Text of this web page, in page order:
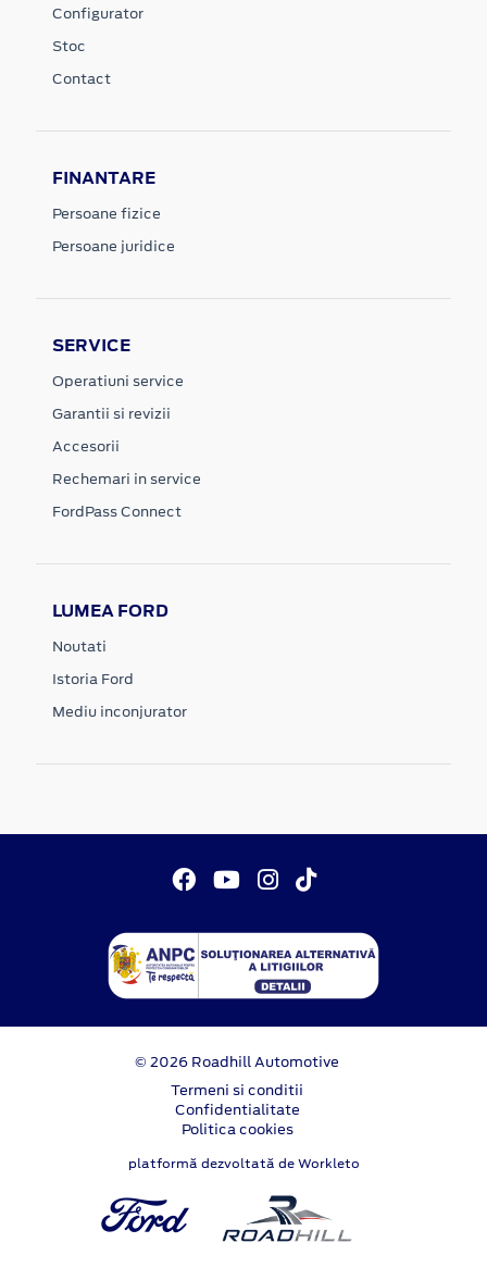
Configurator
Stoc
Contact
FINANTARE
Persoane fizice
Persoane juridice
SERVICE
Operatiuni service
Garantii si revizii
Accesorii
Rechemari in service
FordPass Connect
LUMEA FORD
Noutati
Istoria Ford
Mediu inconjurator
© 2026 Roadhill Automotive
Termeni si conditii
Confidentialitate
Politica cookies
platformă dezvoltată de Workleto